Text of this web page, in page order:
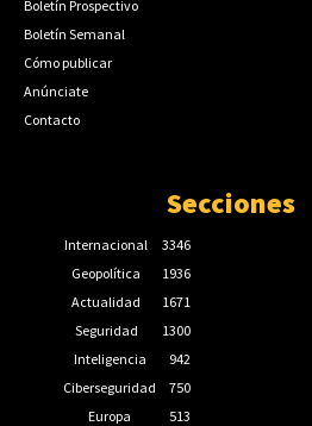
Boletín Prospectivo
Boletín Semanal
Cómo publicar
Anúnciate
Contacto
Secciones
Internacional
3346
Geopolítica
1936
Actualidad
1671
Seguridad
1300
Inteligencia
942
Ciberseguridad
750
Europa
513